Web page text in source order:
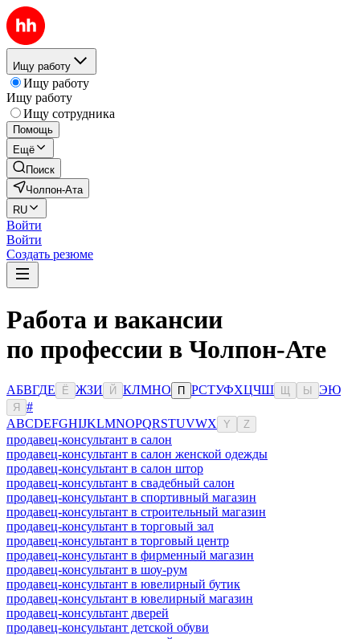
Ищу работу
Ищу работу
Ищу работу
Ищу сотрудника
Помощь
Ещё
Поиск
Чолпон-Ата
RU
Войти
Войти
Создать резюме
Работа и вакансии
по профессии в Чолпон-Ате
АБВГДЕ Ё ЖЗИ Й КЛМНО П РСТУФХЦЧШ Ы ЭЮ
Я
#
ABCDEFGHIJKLMNOPQRSTUVWX Y Z
продавец-консультант в салон
продавец-консультант в салон женской одежды
продавец-консультант в салон штор
продавец-консультант в свадебный салон
продавец-консультант в спортивный магазин
продавец-консультант в строительный магазин
продавец-консультант в торговый зал
продавец-консультант в торговый центр
продавец-консультант в фирменный магазин
продавец-консультант в шоу-рум
продавец-консультант в ювелирный бутик
продавец-консультант в ювелирный магазин
продавец-консультант дверей
продавец-консультант детской обуви